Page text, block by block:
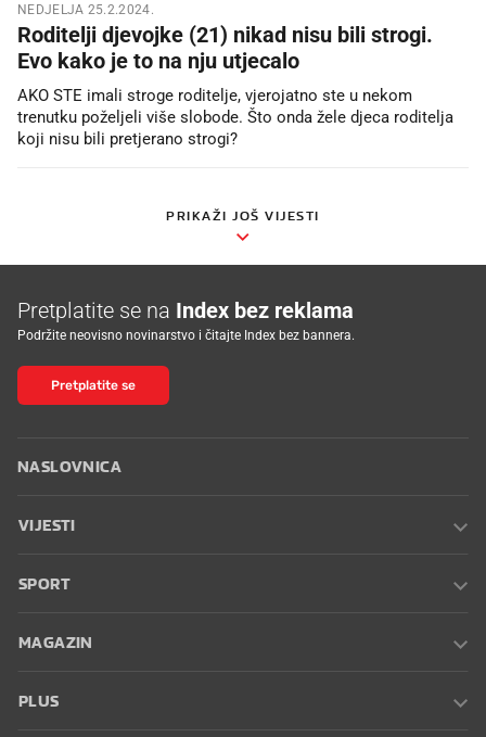
NEDJELJA 25.2.2024.
Roditelji djevojke (21) nikad nisu bili strogi.
Evo kako je to na nju utjecalo
AKO STE imali stroge roditelje, vjerojatno ste u nekom
trenutku poželjeli više slobode. Što onda žele djeca roditelja
koji nisu bili pretjerano strogi?
PRIKAŽI JOŠ VIJESTI
Pretplatite se na Index bez reklama
Podržite neovisno novinarstvo i čitajte Index bez bannera.
Pretplatite se
NASLOVNICA
VIJESTI
SPORT
MAGAZIN
PLUS